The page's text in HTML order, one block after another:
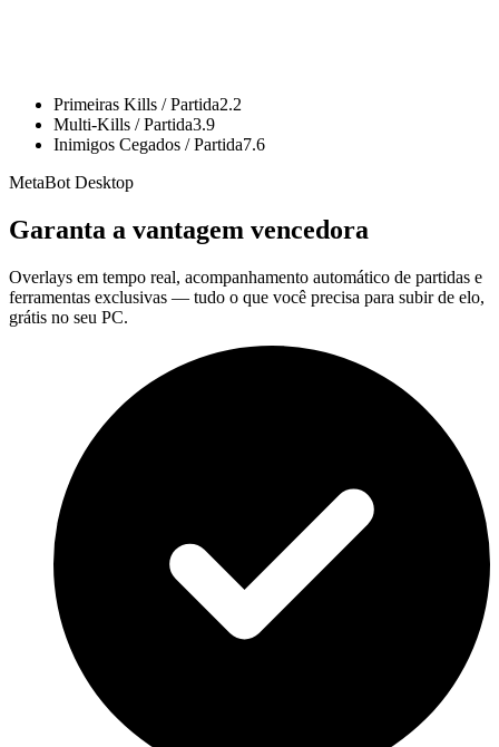
Primeiras Kills / Partida2.2
Multi-Kills / Partida3.9
Inimigos Cegados / Partida7.6
MetaBot Desktop
Garanta a vantagem vencedora
Overlays em tempo real, acompanhamento automático de partidas e
ferramentas exclusivas — tudo o que você precisa para subir de elo,
grátis no seu PC.